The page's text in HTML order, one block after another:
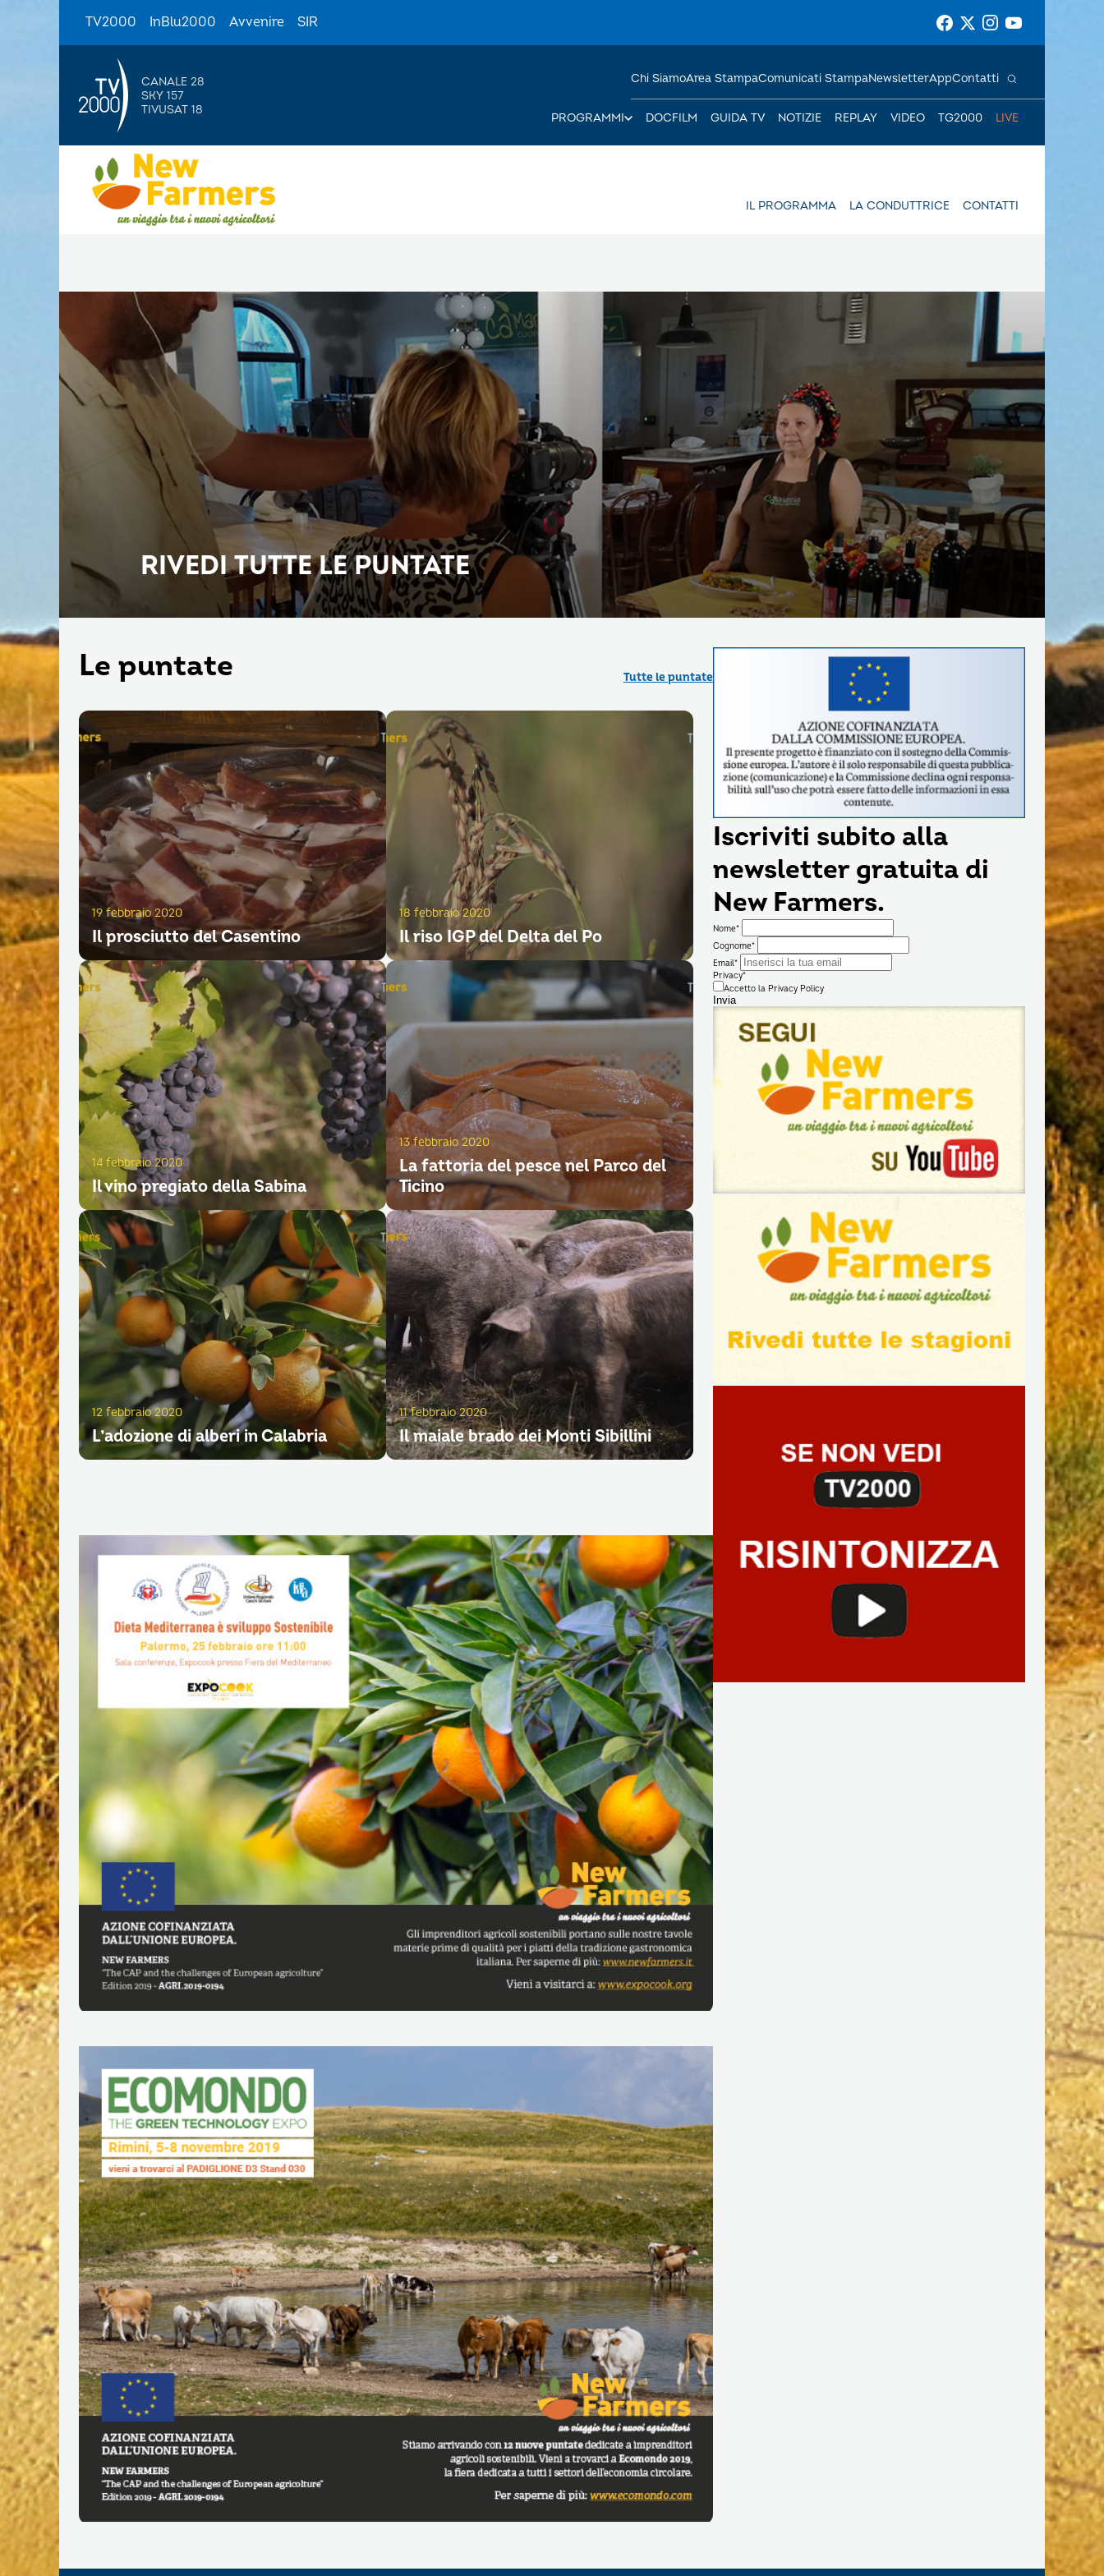
TV2000 InBlu2000 Avvenire SIR
CANALE 28
SKY 157
TIVUSAT 18
PROGRAMMI DOCFILM GUIDA TV NOTIZIE REPLAY VIDEO TG2000 LIVE
Chi SiamoArea StampaComunicati StampaNewsletterAppContatti
IL PROGRAMMA LA CONDUTTRICE CONTATTI
RIVEDI TUTTE LE PUNTATE
Le puntate Tutte le puntate
19 febbraio 2020
Il prosciutto del Casentino
18 febbraio 2020
Il riso IGP del Delta del Po
14 febbraio 2020
Il vino pregiato della Sabina
13 febbraio 2020
La fattoria del pesce nel Parco del
Ticino
12 febbraio 2020
L’adozione di alberi in Calabria
11 febbraio 2020
Il maiale brado dei Monti Sibillini
Iscriviti subito alla
newsletter gratuita di
New Farmers.
Nome*
Cognome*
Email*
Privacy*
Accetto la Privacy Policy
Invia